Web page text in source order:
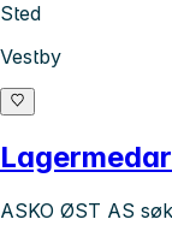
Sted
Vestby
ASKO ØST AS